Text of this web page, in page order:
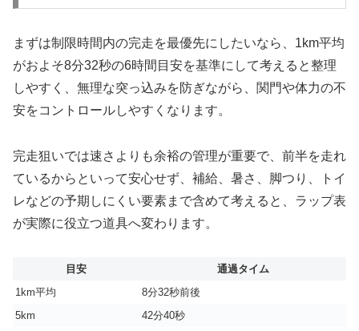
まずは制限時間内の完走を最優先にしたいなら、1km平均
がおよそ8分32秒の6時間目安を基準にして考えると整理
しやすく、無理な突っ込みを防ぎながら、関門や体力の不
安をコントロールしやすくなります。
完走狙いでは速さよりも余裕の管理が重要で、前半を走れ
ているからといって安心せず、補給、暑さ、脚つり、トイ
レなどの予期しにくい要素まで含めて考えると、ラップ表
が実際に役立つ道具へ変わります。
目安
通過タイム
1km平均
8分32秒前後
5km
42分40秒